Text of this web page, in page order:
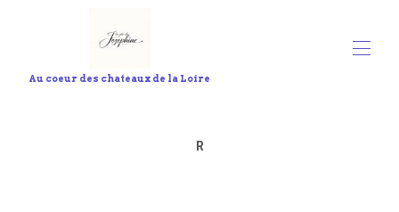
Au coeur des chateaux de la Loire
Tüm mülkler
R